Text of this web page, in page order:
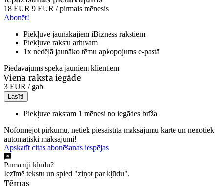
18 EUR 9 EUR / pirmais mēnesis
Abonēt!
Piekļuve jaunākajiem iBizness rakstiem
Piekļuve rakstu arhīvam
1x nedēļā jaunāko tēmu apkopojums e-pastā
Piedāvājums spēkā jauniem klientiem
Viena raksta iegāde
3 EUR / gab.
Lasīt!
Piekļuve rakstam 1 mēnesi no iegādes brīža
Noformējot pirkumu, netiek piesaistīta maksājumu karte un nenotiek
automātiski maksājumi!
Apskatīt citas abonēšanas iespējas
Pamanīji kļūdu?
Iezīmē tekstu un spied "ziņot par kļūdu".
Tēmas